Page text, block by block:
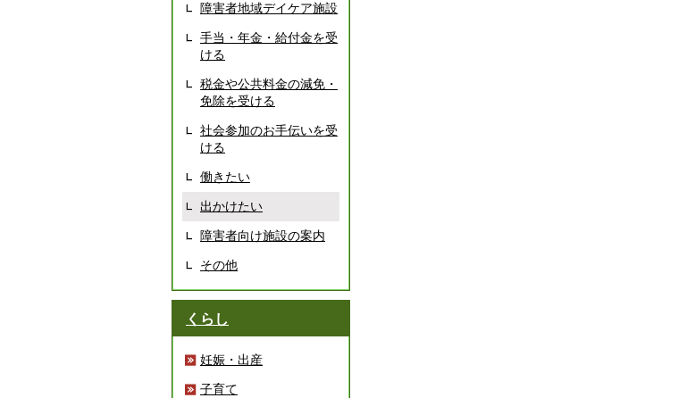
障害者地域デイケア施設
手当・年金・給付金を受
ける
税金や公共料金の減免・
免除を受ける
社会参加のお手伝いを受
ける
働きたい
出かけたい
障害者向け施設の案内
その他
くらし
妊娠・出産
子育て